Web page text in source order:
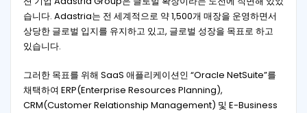
습니다. Adastria는 전 세계적으로 약 1,500개 매장을 운영하면서
상당한 글로벌 입지를 유지하고 있고, 글로벌 성장을 목표로 하고
있습니다.
그러한 목표를 위해 SaaS 애플리케이션인 “Oracle NetSuite”를
채택하여 ERP(Enterprise Resources Planning),
CRM(Customer Relationship Management) 및 E-Business